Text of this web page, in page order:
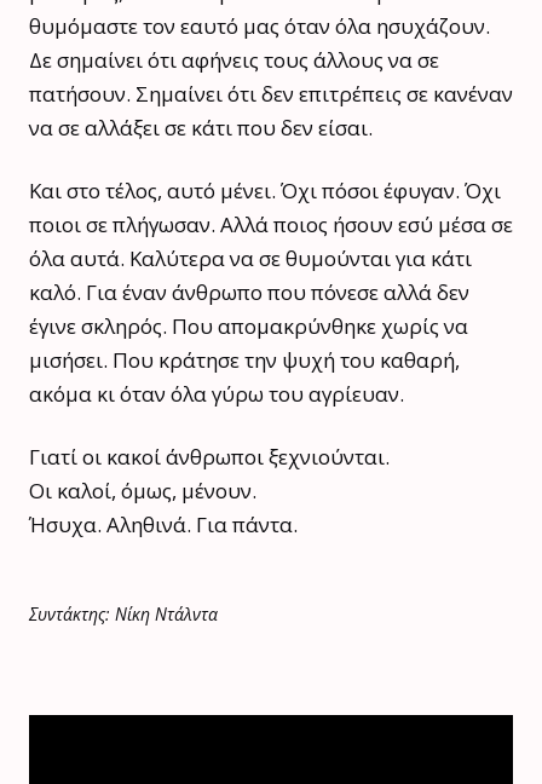
θυμόμαστε τον εαυτό μας όταν όλα ησυχάζουν.
Δε σημαίνει ότι αφήνεις τους άλλους να σε
πατήσουν. Σημαίνει ότι δεν επιτρέπεις σε κανέναν
να σε αλλάξει σε κάτι που δεν είσαι.
Και στο τέλος, αυτό μένει. Όχι πόσοι έφυγαν. Όχι
ποιοι σε πλήγωσαν. Αλλά ποιος ήσουν εσύ μέσα σε
όλα αυτά. Καλύτερα να σε θυμούνται για κάτι
καλό. Για έναν άνθρωπο που πόνεσε αλλά δεν
έγινε σκληρός. Που απομακρύνθηκε χωρίς να
μισήσει. Που κράτησε την ψυχή του καθαρή,
ακόμα κι όταν όλα γύρω του αγρίευαν.
Γιατί οι κακοί άνθρωποι ξεχνιούνται.
Οι καλοί, όμως, μένουν.
Ήσυχα. Αληθινά. Για πάντα.
Συντάκτης: Νίκη Ντάλντα